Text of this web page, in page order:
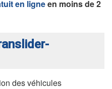
en ligneen moins de 2
des véhicules